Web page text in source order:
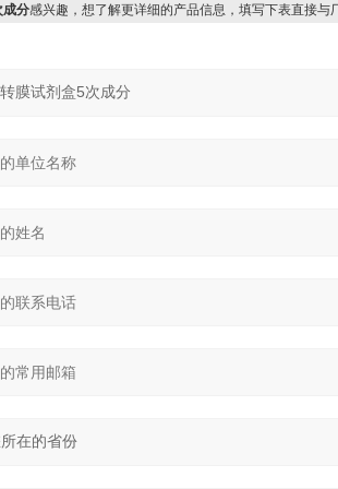
成分感兴趣，想了解更详细的产品信息，填写下表直接与